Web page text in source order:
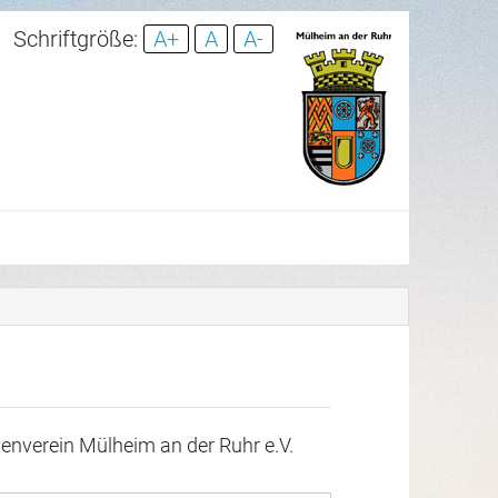
Schriftgröße: A+ A A-
Mülheim an der Ruhr e.V.